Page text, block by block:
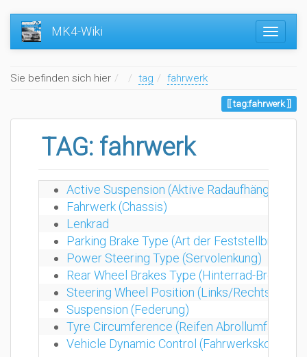
MK4-Wiki
Sie befinden sich hier Home
tag fahrwerk
tag:fahrwerk
TAG: fahrwerk
Active Suspension (Aktive Radaufhängung)
Fahrwerk (Chassis)
Lenkrad
Parking Brake Type (Art der Feststellbremse)
Power Steering Type (Servolenkung)
Rear Wheel Brakes Type (Hinterrad-
Steering Wheel Position (Links/Rechtslenker)
Suspension (Federung)
Tyre Circumference (Reifen Abrollumfang)
Vehicle Dynamic Control (Fahrwerkskontrolle